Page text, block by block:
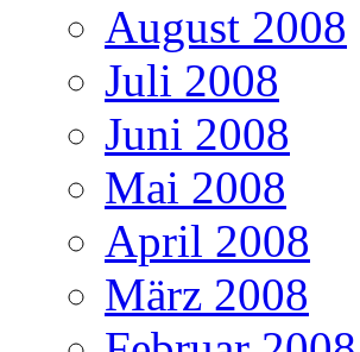
August 2008
Juli 2008
Juni 2008
Mai 2008
April 2008
März 2008